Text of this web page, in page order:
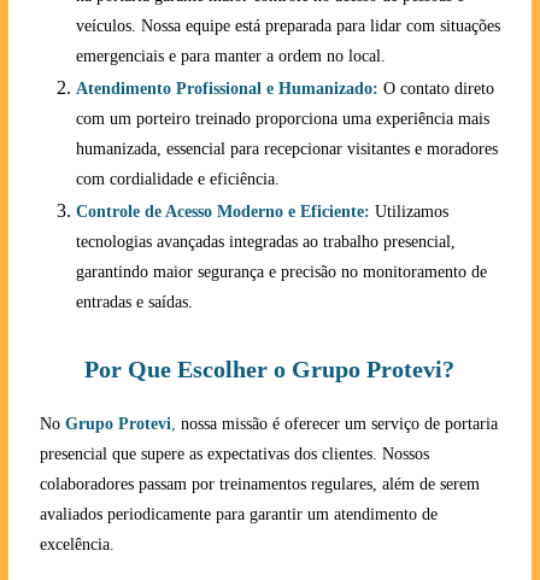
veículos. Nossa equipe está preparada para lidar com situações
emergenciais e para manter a ordem no local.
Atendimento Profissional e Humanizado: O contato direto
com um porteiro treinado proporciona uma experiência mais
humanizada, essencial para recepcionar visitantes e moradores
com cordialidade e eficiência.
Controle de Acesso Moderno e Eficiente: Utilizamos
tecnologias avançadas integradas ao trabalho presencial,
garantindo maior segurança e precisão no monitoramento de
entradas e saídas.
Por Que Escolher o Grupo Protevi?
No Grupo Protevi, nossa missão é oferecer um serviço de portaria
presencial que supere as expectativas dos clientes. Nossos
colaboradores passam por treinamentos regulares, além de serem
avaliados periodicamente para garantir um atendimento de
excelência.